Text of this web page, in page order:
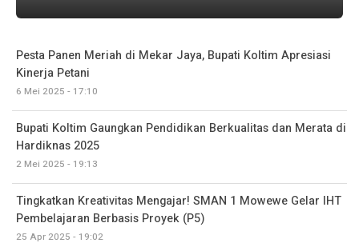
Pesta Panen Meriah di Mekar Jaya, Bupati Koltim Apresiasi
Kinerja Petani
6 Mei 2025 - 17:10
Bupati Koltim Gaungkan Pendidikan Berkualitas dan Merata di
Hardiknas 2025
2 Mei 2025 - 19:13
Tingkatkan Kreativitas Mengajar! SMAN 1 Mowewe Gelar IHT
Pembelajaran Berbasis Proyek (P5)
25 Apr 2025 - 19:02